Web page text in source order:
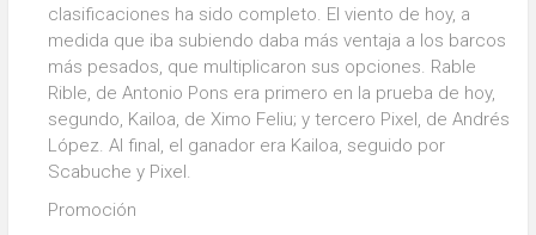
clasificaciones ha sido completo. El viento de hoy, a
medida que iba subiendo daba más ventaja a los barcos
más pesados, que multiplicaron sus opciones. Rable
Rible, de Antonio Pons era primero en la prueba de hoy,
segundo, Kailoa, de Ximo Feliu; y tercero Pixel, de Andrés
López. Al final, el ganador era Kailoa, seguido por
Scabuche y Pixel.
Promoción